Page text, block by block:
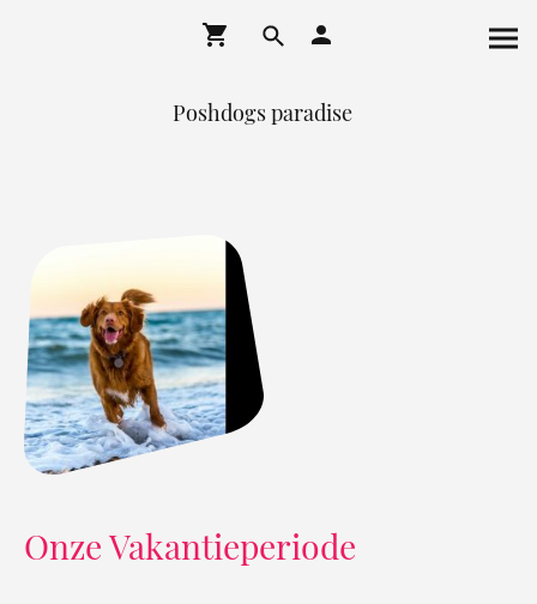
Poshdogs paradise
Onze Vakantieperiode